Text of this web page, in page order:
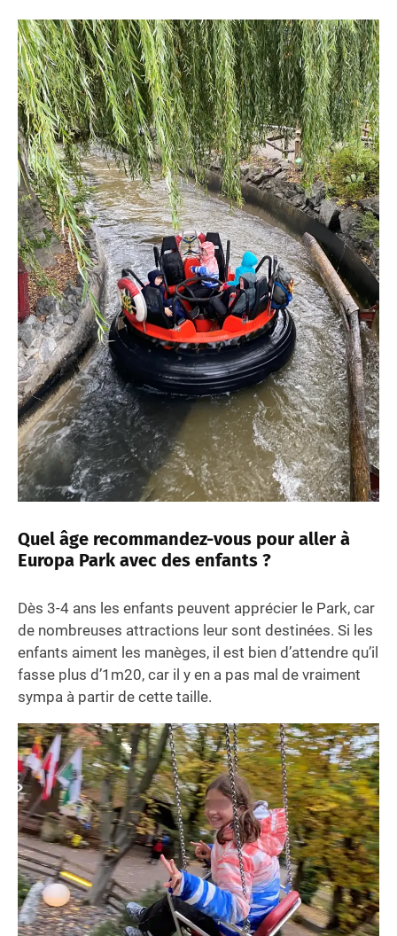
Quel âge recommandez-vous pour aller à
Europa Park avec des enfants ?
Dès 3-4 ans les enfants peuvent apprécier le Park, car
de nombreuses attractions leur sont destinées. Si les
enfants aiment les manèges, il est bien d’attendre qu’il
fasse plus d’1m20, car il y en a pas mal de vraiment
sympa à partir de cette taille.